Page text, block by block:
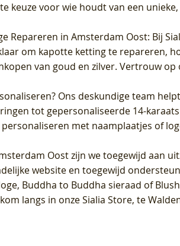
keuze voor wie houdt van een
Repareren in Amsterdam Oost: Bij
om kapotte ketting te repareren,
van goud en zilver. Vertrouw
? Ons deskundige team
tot gepersonaliseerde 14-
met naamplaatjes of
Oostzijn we toegewijd aan
website en toegewijd
Buddha to Buddha sieraad of
langs in onze Sialia Store, te